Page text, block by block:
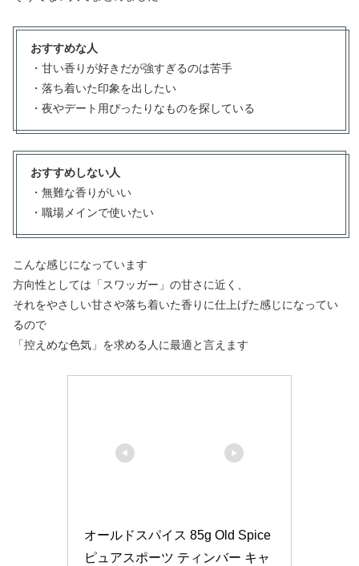
おすすめな人
・甘い香りが好きだが強すぎるのは苦手
・落ち着いた印象を出したい
・夜やデート用ぴったりなものを探している
おすすめしない人
・無難な香りがいい
・職場メインで使いたい
こんな感じになっています
方向性としては「スワッガー」の甘さに近く、
それをやさしい甘さや落ち着いた香りに仕上げた感じになってい
るので
「控えめな色気」を求める人に最適と言えます
オールドスパイス 85g Old Spice
ピュアスポーツ ティンバー キャ